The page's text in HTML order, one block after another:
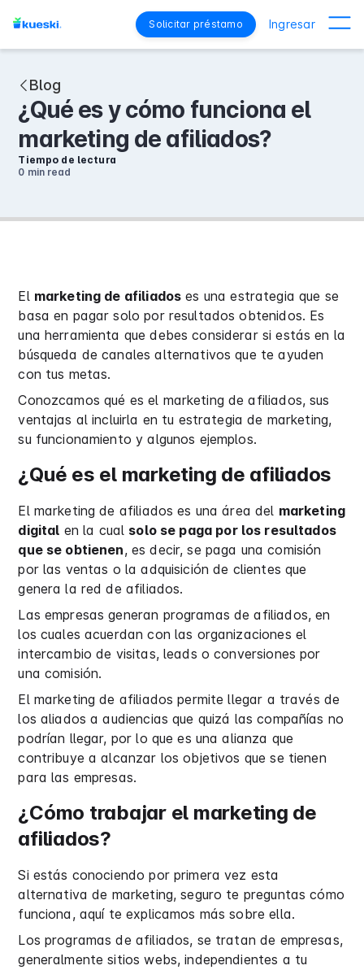
Solicitar préstamo Ingresar
Blog
¿Qué es y cómo funciona el
marketing de afiliados?
Tiempo de lectura
0 minread
El marketing de afiliados es una estrategia que se
basa en pagar solo por resultados obtenidos. Es
una herramienta que debes considerar si estás en la
búsqueda de canales alternativos que te ayuden
con tus metas.
Conozcamos qué es el marketing de afiliados, sus
ventajas al incluirla en tu estrategia de marketing,
su funcionamiento y algunos ejemplos.
¿Qué es el marketing de afiliados
El marketing de afiliados es una área del marketing
digital en la cual solo se paga por los resultados
que se obtienen, es decir, se paga una comisión
por las ventas o la adquisición de clientes que
genera la red de afiliados.
Las empresas generan programas de afiliados, en
los cuales acuerdan con las organizaciones el
intercambio de visitas, leads o conversiones por
una comisión.
El marketing de afiliados permite llegar a través de
los aliados a audiencias que quizá las compañías no
podrían llegar, por lo que es una alianza que
contribuye a alcanzar los objetivos que se tienen
para las empresas.
¿Cómo trabajar el marketing de
afiliados?
Si estás conociendo por primera vez esta
alternativa de marketing, seguro te preguntas cómo
funciona, aquí te explicamos más sobre ella.
Los programas de afiliados, se tratan de empresas,
generalmente sitios webs, independientes a tu